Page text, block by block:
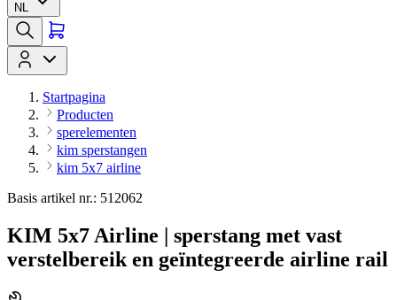
NL
Startpagina
Producten
sperelementen
kim sperstangen
kim 5x7 airline
Basis artikel nr.: 512062
KIM 5x7 Airline | sperstang met vast
verstelbereik en geïntegreerde airline rail